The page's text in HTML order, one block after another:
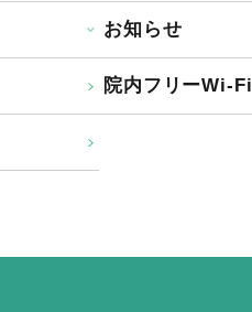
お知らせ
院内フリーWi-Fi